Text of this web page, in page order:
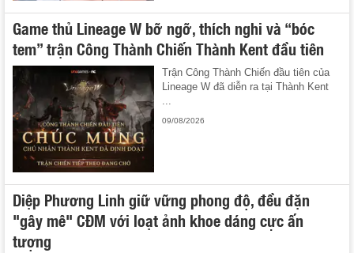
Game thủ Lineage W bỡ ngỡ, thích nghi và “bóc
tem” trận Công Thành Chiến Thành Kent đầu tiên
Trận Công Thành Chiến đầu tiên của
Lineage W đã diễn ra tại Thành Kent
...
09/08/2026
Diệp Phương Linh giữ vững phong độ, đều đặn
"gây mê" CĐM với loạt ảnh khoe dáng cực ấn
tượng